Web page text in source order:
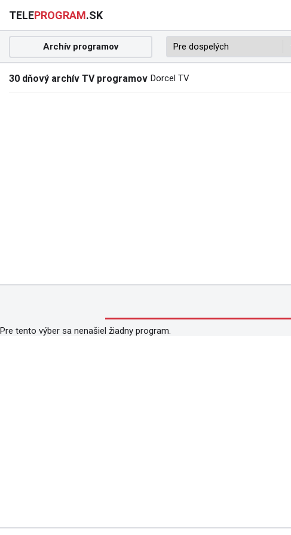
TELEPROGRAM.SK
Archív programov
30 dňový archív TV programov Dorcel TV
Pre tento výber sa nenašiel žiadny program.